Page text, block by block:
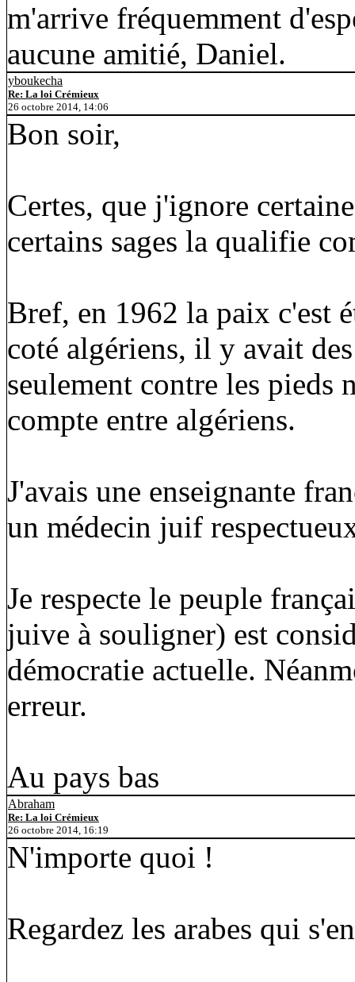
m'arrive fréquemment
aucune amitié, Daniel.
yboukecha
Re: La loi Crémieux
26 octobre 2014, 14:06
Bon soir,
Certes, que j'ignore
certains sages la qualifie
Bref, en 1962 la paix c'est
coté algériens, il y avait
seulement contre les pieds
compte entre algériens.
J'avais une enseignante
un médecin juif
Je respecte le peuple
juive à souligner) est
démocratie actuelle.
erreur.
Au pays bas
Abraham
Re: La loi Crémieux
26 octobre 2014, 16:19
N'importe quoi !
Regardez les arabes qui